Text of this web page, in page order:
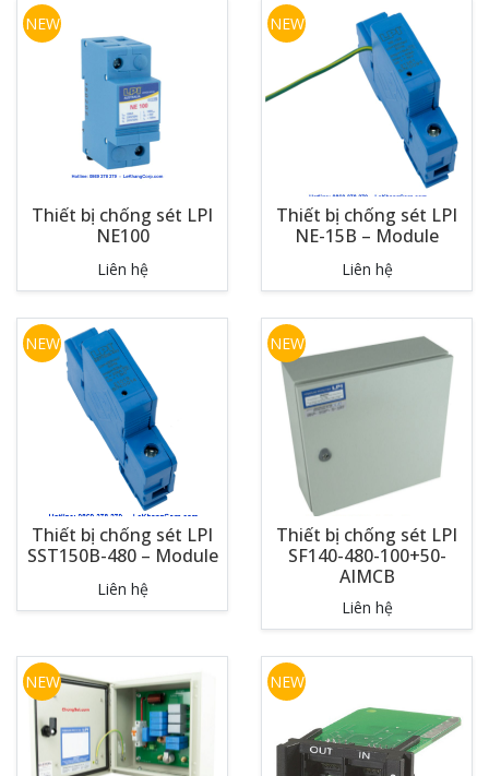
NEW
Thiết bị chống sét LPI
NE100
Liên hệ
NEW
Thiết bị chống sét LPI
NE-15B – Module
Liên hệ
NEW
Thiết bị chống sét LPI
SST150B-480 – Module
Liên hệ
NEW
Thiết bị chống sét LPI
SF140-480-100+50-
AIMCB
Liên hệ
NEW NEW